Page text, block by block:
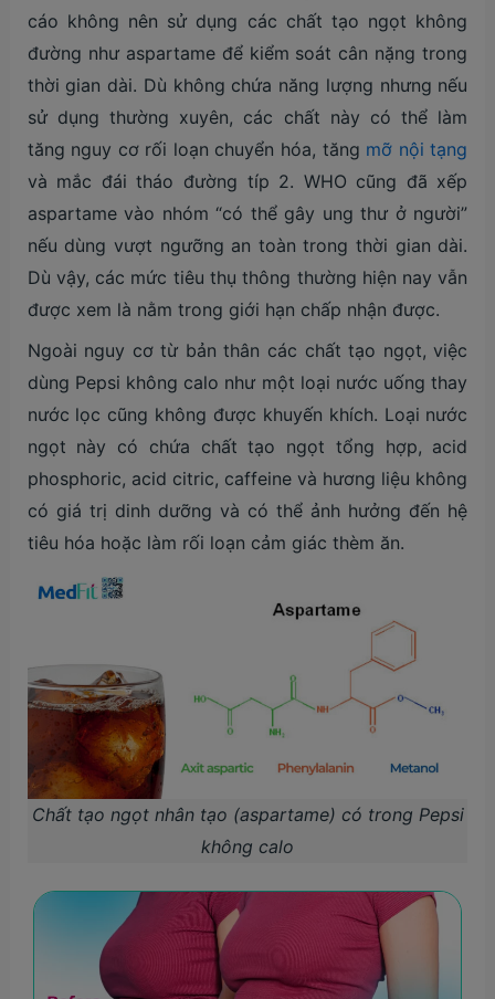
cáo không nên sử dụng các chất tạo ngọt không
đường như aspartame để kiểm soát cân nặng trong
thời gian dài. Dù không chứa năng lượng nhưng nếu
sử dụng thường xuyên, các chất này có thể làm
tăng nguy cơ rối loạn chuyển hóa, tăng mỡ nội tạng
và mắc đái tháo đường típ 2. WHO cũng đã xếp
aspartame vào nhóm “có thể gây ung thư ở người”
nếu dùng vượt ngưỡng an toàn trong thời gian dài.
Dù vậy, các mức tiêu thụ thông thường hiện nay vẫn
được xem là nằm trong giới hạn chấp nhận được.
Ngoài nguy cơ từ bản thân các chất tạo ngọt, việc
dùng Pepsi không calo như một loại nước uống thay
nước lọc cũng không được khuyến khích. Loại nước
ngọt này có chứa chất tạo ngọt tổng hợp, acid
phosphoric, acid citric, caffeine và hương liệu không
có giá trị dinh dưỡng và có thể ảnh hưởng đến hệ
tiêu hóa hoặc làm rối loạn cảm giác thèm ăn.
Chất tạo ngọt nhân tạo (aspartame) có trong Pepsi
không calo